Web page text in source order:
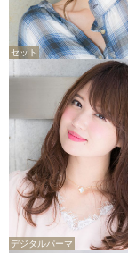
セット
デジタルパーマ